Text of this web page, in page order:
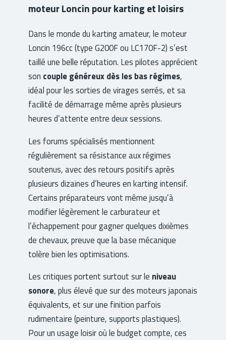
moteur Loncin pour karting et loisirs
Dans le monde du karting amateur, le moteur
Loncin 196cc (type G200F ou LC170F-2) s’est
taillé une belle réputation. Les pilotes apprécient
son couple généreux dès les bas régimes,
idéal pour les sorties de virages serrés, et sa
facilité de démarrage même après plusieurs
heures d’attente entre deux sessions.
Les forums spécialisés mentionnent
régulièrement sa résistance aux régimes
soutenus, avec des retours positifs après
plusieurs dizaines d’heures en karting intensif.
Certains préparateurs vont même jusqu’à
modifier légèrement le carburateur et
l’échappement pour gagner quelques dixièmes
de chevaux, preuve que la base mécanique
tolère bien les optimisations.
Les critiques portent surtout sur le niveau
sonore, plus élevé que sur des moteurs japonais
équivalents, et sur une finition parfois
rudimentaire (peinture, supports plastiques).
Pour un usage loisir où le budget compte, ces